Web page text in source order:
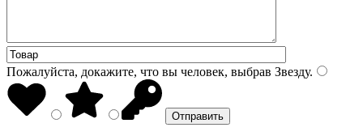
Пожалуйста, докажите, что вы человек, выбрав Звезду.